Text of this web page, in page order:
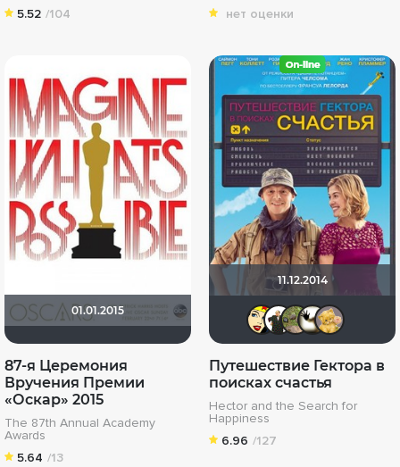
5.52 /104
нет оценки
01.01.2015
87-я Церемония
Вручения Премии
«Оскар» 2015
The 87th Annual Academy
Awards
5.64 /13
11.12.2014
Путешествие Гектора в
поисках счастья
Hector and the Search for
Happiness
6.96 /127